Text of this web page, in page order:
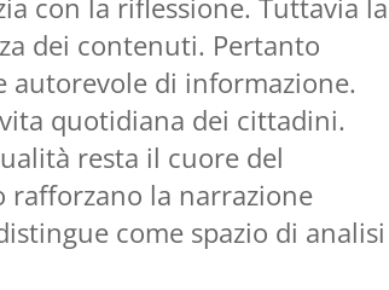
con la riflessione. Tuttavia la
dei contenuti. Pertanto
autorevole di informazione.
quotidiana dei cittadini.
resta il cuore del
rafforzano la narrazione
come spazio di analisi